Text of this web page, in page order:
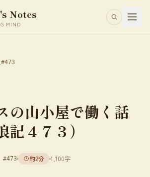
Notes
MIND
#473
の山小屋で働く話
記４７３）
#473 約2分 1,100字